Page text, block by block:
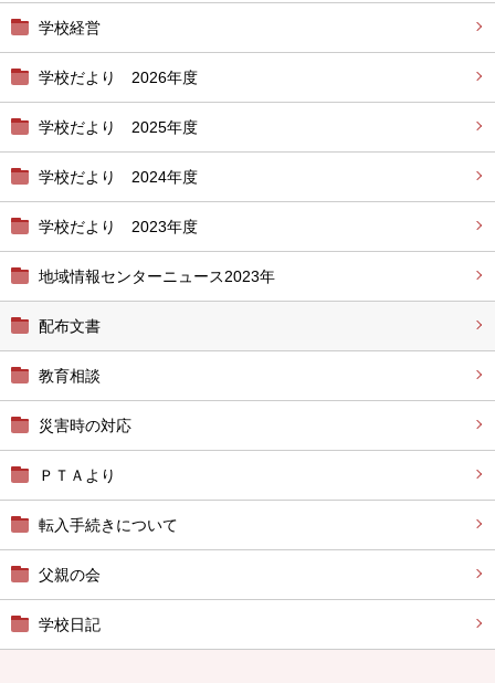
学校経営
学校だより 2026年度
学校だより 2025年度
学校だより 2024年度
学校だより 2023年度
地域情報センターニュース2023年
配布文書
教育相談
災害時の対応
ＰＴＡより
転入手続きについて
父親の会
学校日記